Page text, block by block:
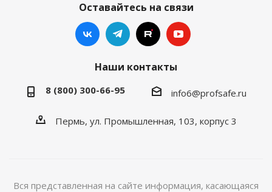
Оставайтесь на связи
Наши контакты
8 (800) 300-66-95 info6@profsafe.ru
Пермь, ул. Промышленная, 103, корпус 3
Вся представленная на сайте информация, касающаяся